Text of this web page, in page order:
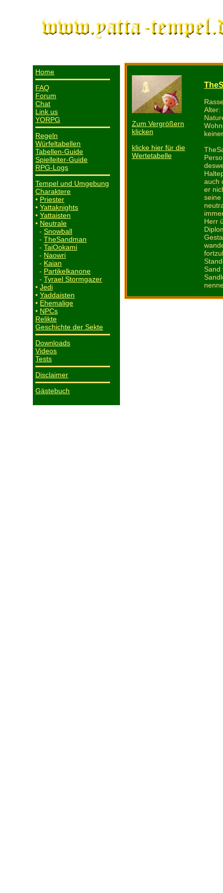
Home
FAQ
Forum
Chat
Link us
YORPG
Regeln
Würfeltabellen
Tabellen-Guide
Spielleiter-Guide
RPG-Logs
Tempel und Umgebung
Charaktere
• Priester
•Yattaknights
•Yattaisten
• Neutrale
-Snowball
-TheSandman
-TaiOokami
- Naowri
- Kaian
- Partikelkanone
-Tyrael Stormgazer
•Jedi
•Yaddaisten
• Ehemalige
• NPCs
Relikte
Geschichte der Sekte
Downloads
Videos
Tests
Disclaimer
Gästebuch
Zum Vergrößern
klicken
klicke hier für die
Wertetabelle
Alter:
auch
er
seine
Herr
Sand